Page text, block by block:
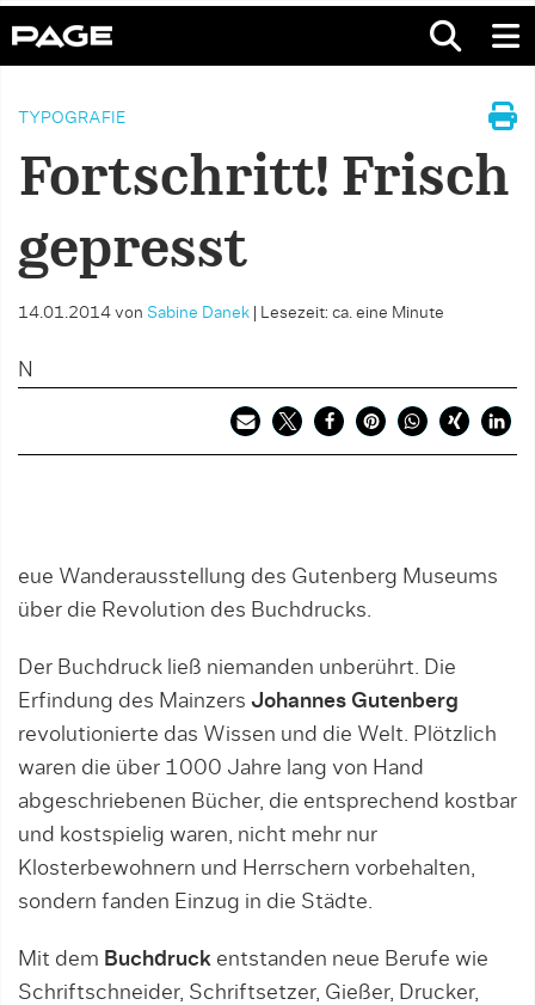
TYPOGRAFIE
Fortschritt! Frisch
gepresst
14.01.2014 von Sabine Danek Lesezeit: ca. eine Minute
N
eue Wanderausstellung des Gutenberg Museums
über die Revolution des Buchdrucks.
Der Buchdruck ließ niemanden unberührt. Die
Erfindung des Mainzers Johannes Gutenberg
revolutionierte das Wissen und die Welt. Plötzlich
waren die über 1000 Jahre lang von Hand
abgeschriebenen Bücher, die entsprechend kostbar
und kostspielig waren, nicht mehr nur
Klosterbewohnern und Herrschern vorbehalten,
sondern fanden Einzug in die Städte.
Mit dem Buchdruck entstanden neue Berufe wie
Schriftschneider, Schriftsetzer, Gießer, Drucker,